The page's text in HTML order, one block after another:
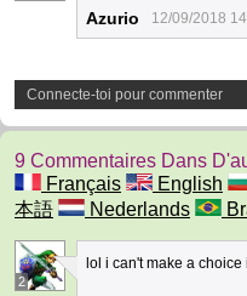
Azurio 12/09/2018
Connecte-toi pour commenter
9 Commentaires Dans
Français
English
本語
Nederlands
2
lol i can't make a